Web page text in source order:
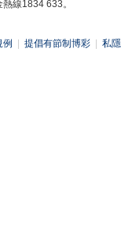
線1834 633。
例 提倡有節制博彩 私